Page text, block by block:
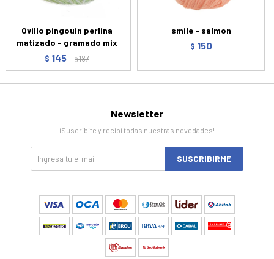
Ovillo pingouin perlina
matizado - gramado mix
$ 145 $187
smile - salmon
$ 150
Newsletter
¡Suscribite y recibí todas nuestras novedades!
SUSCRIBIRME